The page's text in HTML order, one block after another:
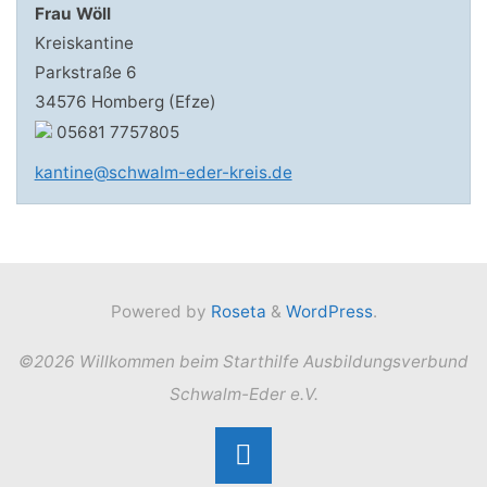
Frau Wöll
Kreiskantine
Parkstraße 6
34576 Homberg (Efze)
05681 7757805
kantine@schwalm-eder-kreis.de
Powered by Roseta & WordPress.
©2026 Willkommen beim Starthilfe Ausbildungsverbund
Schwalm-Eder e.V.